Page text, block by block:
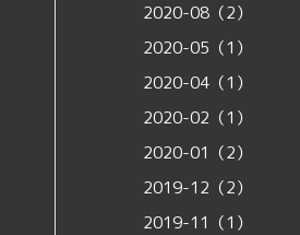
2020-08（2）
2020-05（1）
2020-04（1）
2020-02（1）
2020-01（2）
2019-12（2）
2019-11（1）